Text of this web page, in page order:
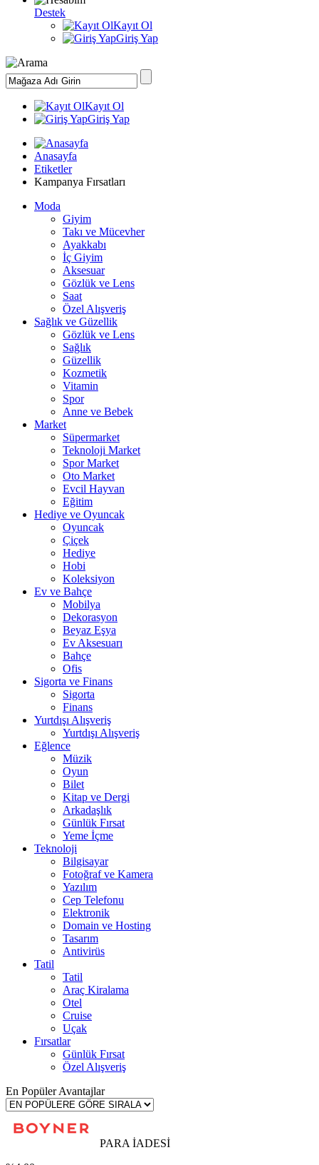
Destek
Kayıt Ol
Giriş Yap
Kayıt Ol
Giriş Yap
Anasayfa
Etiketler
Kampanya Fırsatları
Moda
Giyim
Takı ve Mücevher
Ayakkabı
İç Giyim
Aksesuar
Gözlük ve Lens
Saat
Özel Alışveriş
Sağlık ve Güzellik
Gözlük ve Lens
Sağlık
Güzellik
Kozmetik
Vitamin
Spor
Anne ve Bebek
Market
Süpermarket
Teknoloji Market
Spor Market
Oto Market
Evcil Hayvan
Eğitim
Hediye ve Oyuncak
Oyuncak
Çiçek
Hediye
Hobi
Koleksiyon
Ev ve Bahçe
Mobilya
Dekorasyon
Beyaz Eşya
Ev Aksesuarı
Bahçe
Ofis
Sigorta ve Finans
Sigorta
Finans
Yurtdışı Alışveriş
Yurtdışı Alışveriş
Eğlence
Müzik
Oyun
Bilet
Kitap ve Dergi
Arkadaşlık
Günlük Fırsat
Yeme İçme
Teknoloji
Bilgisayar
Fotoğraf ve Kamera
Yazılım
Cep Telefonu
Elektronik
Domain ve Hosting
Tasarım
Antivirüs
Tatil
Tatil
Araç Kiralama
Otel
Cruise
Uçak
Fırsatlar
Günlük Fırsat
Özel Alışveriş
En Popüler Avantajlar
PARA İADESİ